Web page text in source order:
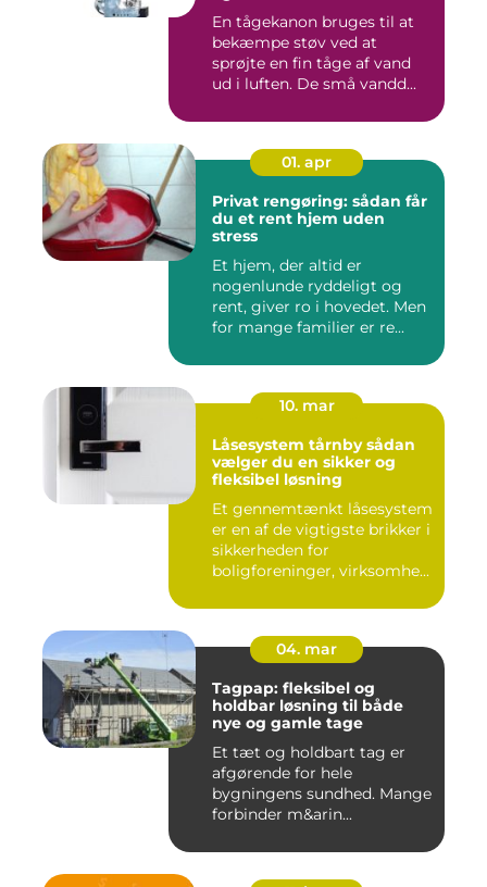
En tågekanon bruges til at
bekæmpe støv ved at
sprøjte en fin tåge af vand
ud i luften. De små vandd...
01. apr
Privat rengøring: sådan får
du et rent hjem uden
stress
Et hjem, der altid er
nogenlunde ryddeligt og
rent, giver ro i hovedet. Men
for mange familier er re...
10. mar
Låsesystem tårnby sådan
vælger du en sikker og
fleksibel løsning
Et gennemtænkt låsesystem
er en af de vigtigste brikker i
sikkerheden for
boligforeninger, virksomhe...
04. mar
Tagpap: fleksibel og
holdbar løsning til både
nye og gamle tage
Et tæt og holdbart tag er
afgørende for hele
bygningens sundhed. Mange
forbinder m&arin...